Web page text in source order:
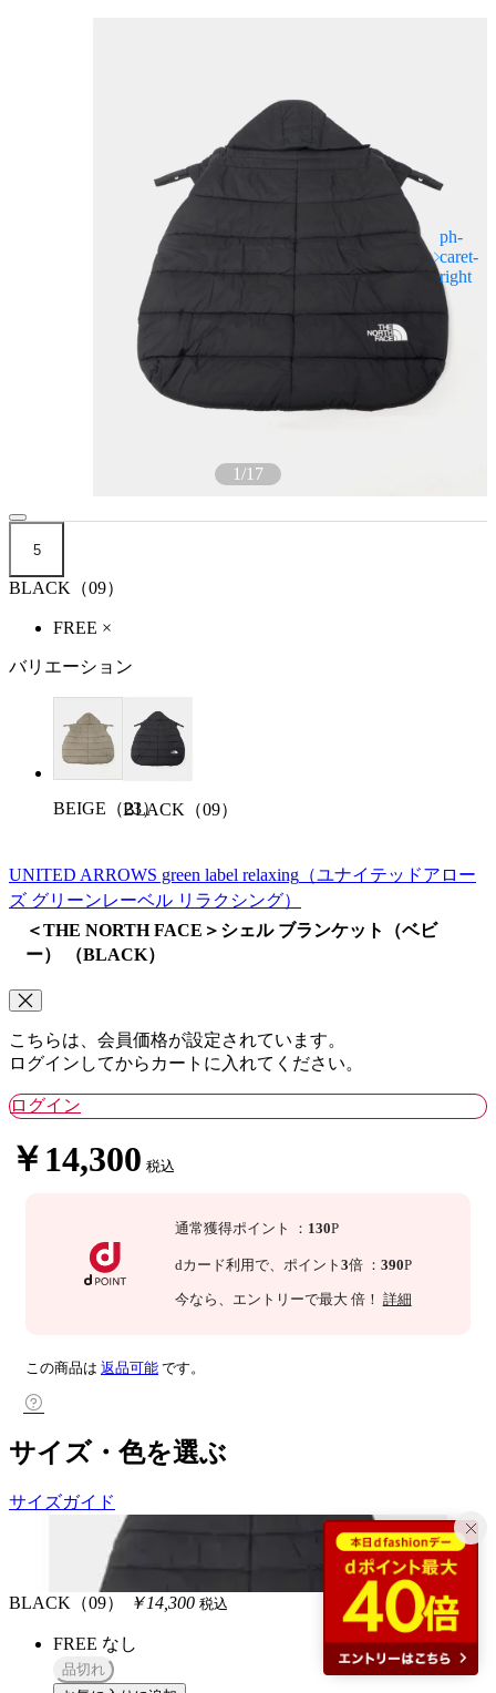
1/17
5
BLACK（09）
FREE ×
バリエーション
BEIGE（23）BLACK（09）
UNITED ARROWS green label relaxing （ユナイテッドアロー
ズ グリーンレーベル リラクシング）
＜THE NORTH FACE＞シェル ブランケット（ベビ
ー） （BLACK）
こちらは、会員価格が設定されています。
ログインしてからカートに入れてください。
ログイン
￥14,300 税込
通常獲得ポイント ： 130P
dカード利用で、 ポイント 3倍 ： 390P
今なら 、エントリーで最大 倍！ 詳細
この商品は 返品可能 です。
サイズ・色を選ぶ
サイズガイド
BLACK（09） ￥14,300 税込
FREE なし
品切れ